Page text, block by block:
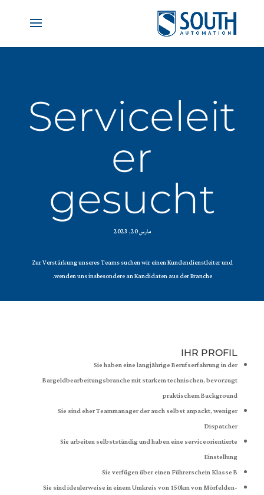
Serviceleit
er
gesucht
مارس 20, 2023
Zur Verstärkung unseres Teams suchen wir einen Kundendienstleiter und
wenden uns insbesondere an Kandidaten aus der Branche.
IHR PROFIL
Sie haben eine langjährige Berufserfahrung in der
Bargeldbearbeitungsbranche mit starkem technischen, bevorzugt
praktischem Background
Sie sind eher Teammanager der auch selbst anpackt, weniger
Dispatcher
Sie arbeiten selbstständig und haben eine serviceorientierte
Einstellung
Sie verfügen über einen Führerschein Klasse B
Sie sind idealerweise in einem Umkreis von 150km von Mörfelden-